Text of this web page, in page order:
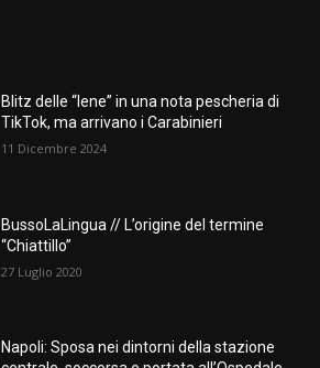
Blitz delle “Iene” in una nota pescheria di
TikTok, ma arrivano i Carabinieri
11 Dicembre 2024
BussoLaLingua // L’origine del termine
“Chiattillo”
27 Luglio 2020
Napoli: Sposa nei dintorni della stazione